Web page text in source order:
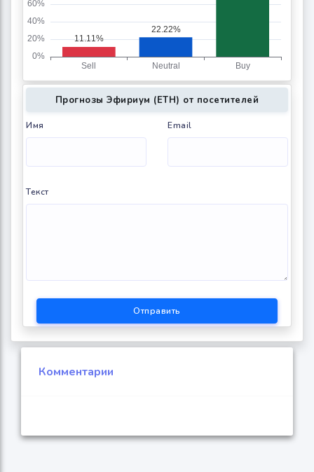
Прогнозы Эфириум (ETH) от посетителей
Имя Email
Текст
Отправить
Комментарии